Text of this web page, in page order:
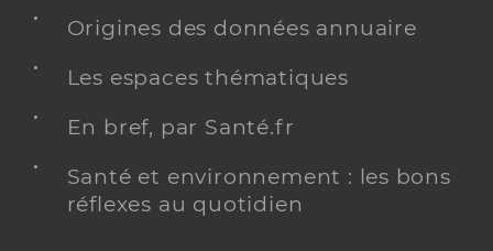
Origines des données annuaire
Les espaces thématiques
En bref, par Santé.fr
Santé et environnement : les bons
réflexes au quotidien